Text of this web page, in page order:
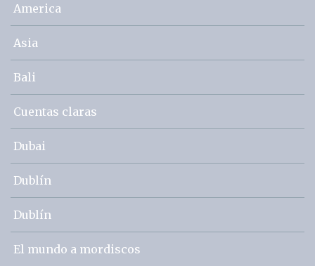
America
Asia
Bali
Cuentas claras
Dubai
Dublín
Dublín
El mundo a mordiscos